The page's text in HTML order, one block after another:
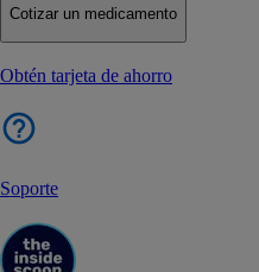
Cotizar un medicamento
Obtén tarjeta de ahorro
Soporte